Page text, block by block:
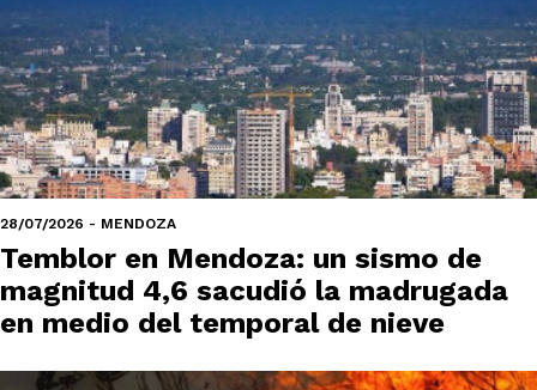
28/07/2026 - MENDOZA
Temblor en Mendoza: un sismo de
magnitud 4,6 sacudió la madrugada
en medio del temporal de nieve